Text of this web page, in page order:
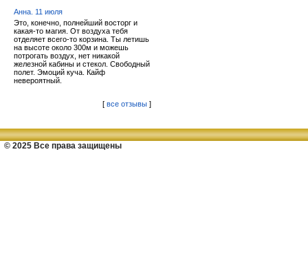
Анна. 11 июля
Это, конечно, полнейший восторг и
какая-то магия. От воздуха тебя
отделяет всего-то корзина. Ты летишь
на высоте около 300м и можешь
потрогать воздух, нет никакой
железной кабины и стекол. Свободный
полет. Эмоций куча. Кайф
невероятный.
[ все отзывы ]
© 2025 Все права защищены